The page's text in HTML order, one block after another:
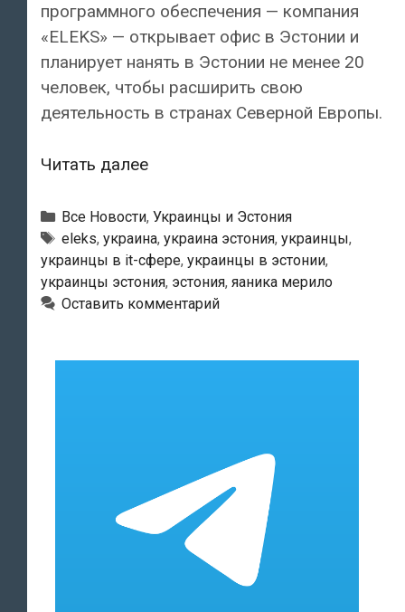
программного обеспечения — компания
«ELEKS» — открывает офис в Эстонии и
планирует нанять в Эстонии не менее 20
человек, чтобы расширить свою
деятельность в странах Северной Европы.
Читать далееОдна
крупнейших
IT-
компаний
Украины
открывает
в
Рубрики
Все Новости, Украинцы и Эстония
Метки
eleks, украина, украина эстония, украинцы,
украинцы в it-сфере, украинцы в эстонии,
украинцы эстония, эстония, яаника мерило
Оставить комментарий